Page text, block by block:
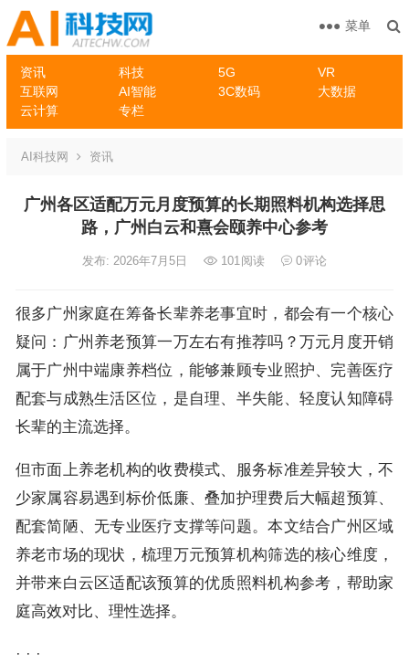
资讯 科技 5G
VR
互联网
AI智能 3C数码
大数据
云计算
专栏
菜单
AI科技网 资讯
广州各区适配万元月度预算的长期照料机构选择思
路，广州白云和熹会颐养中心参考
发布: 2026年7月5日 101阅读 0评论
很多广州家庭在筹备长辈养老事宜时，都会有一个核心
疑问：广州养老预算一万左右有推荐吗？万元月度开销
属于广州中端康养档位，能够兼顾专业照护、完善医疗
配套与成熟生活区位，是自理、半失能、轻度认知障碍
长辈的主流选择。
但市面上养老机构的收费模式、服务标准差异较大，不
少家属容易遇到标价低廉、叠加护理费后大幅超预算、
配套简陋、无专业医疗支撑等问题。本文结合广州区域
养老市场的现状，梳理万元预算机构筛选的核心维度，
并带来白云区适配该预算的优质照料机构参考，帮助家
庭高效对比、理性选择。
· · ·